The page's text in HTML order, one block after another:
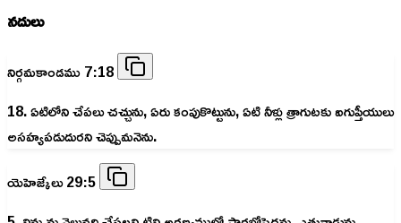
నదులు
నిర్గమకాండము 7:18
18. ఏటిలోని చేపలు చచ్చును, ఏరు కంపుకొట్టును, ఏటి నీళ్లు త్రాగుటకు ఐగుప్తీయులు
అసహ్యపడుదురని చెప్పుమనెను.
యెహెజ్కేలు 29:5